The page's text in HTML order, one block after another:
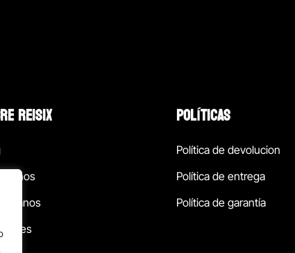
REISIX POLÍTICAS
Política de devolucion
Política de entrega
Política de garantía